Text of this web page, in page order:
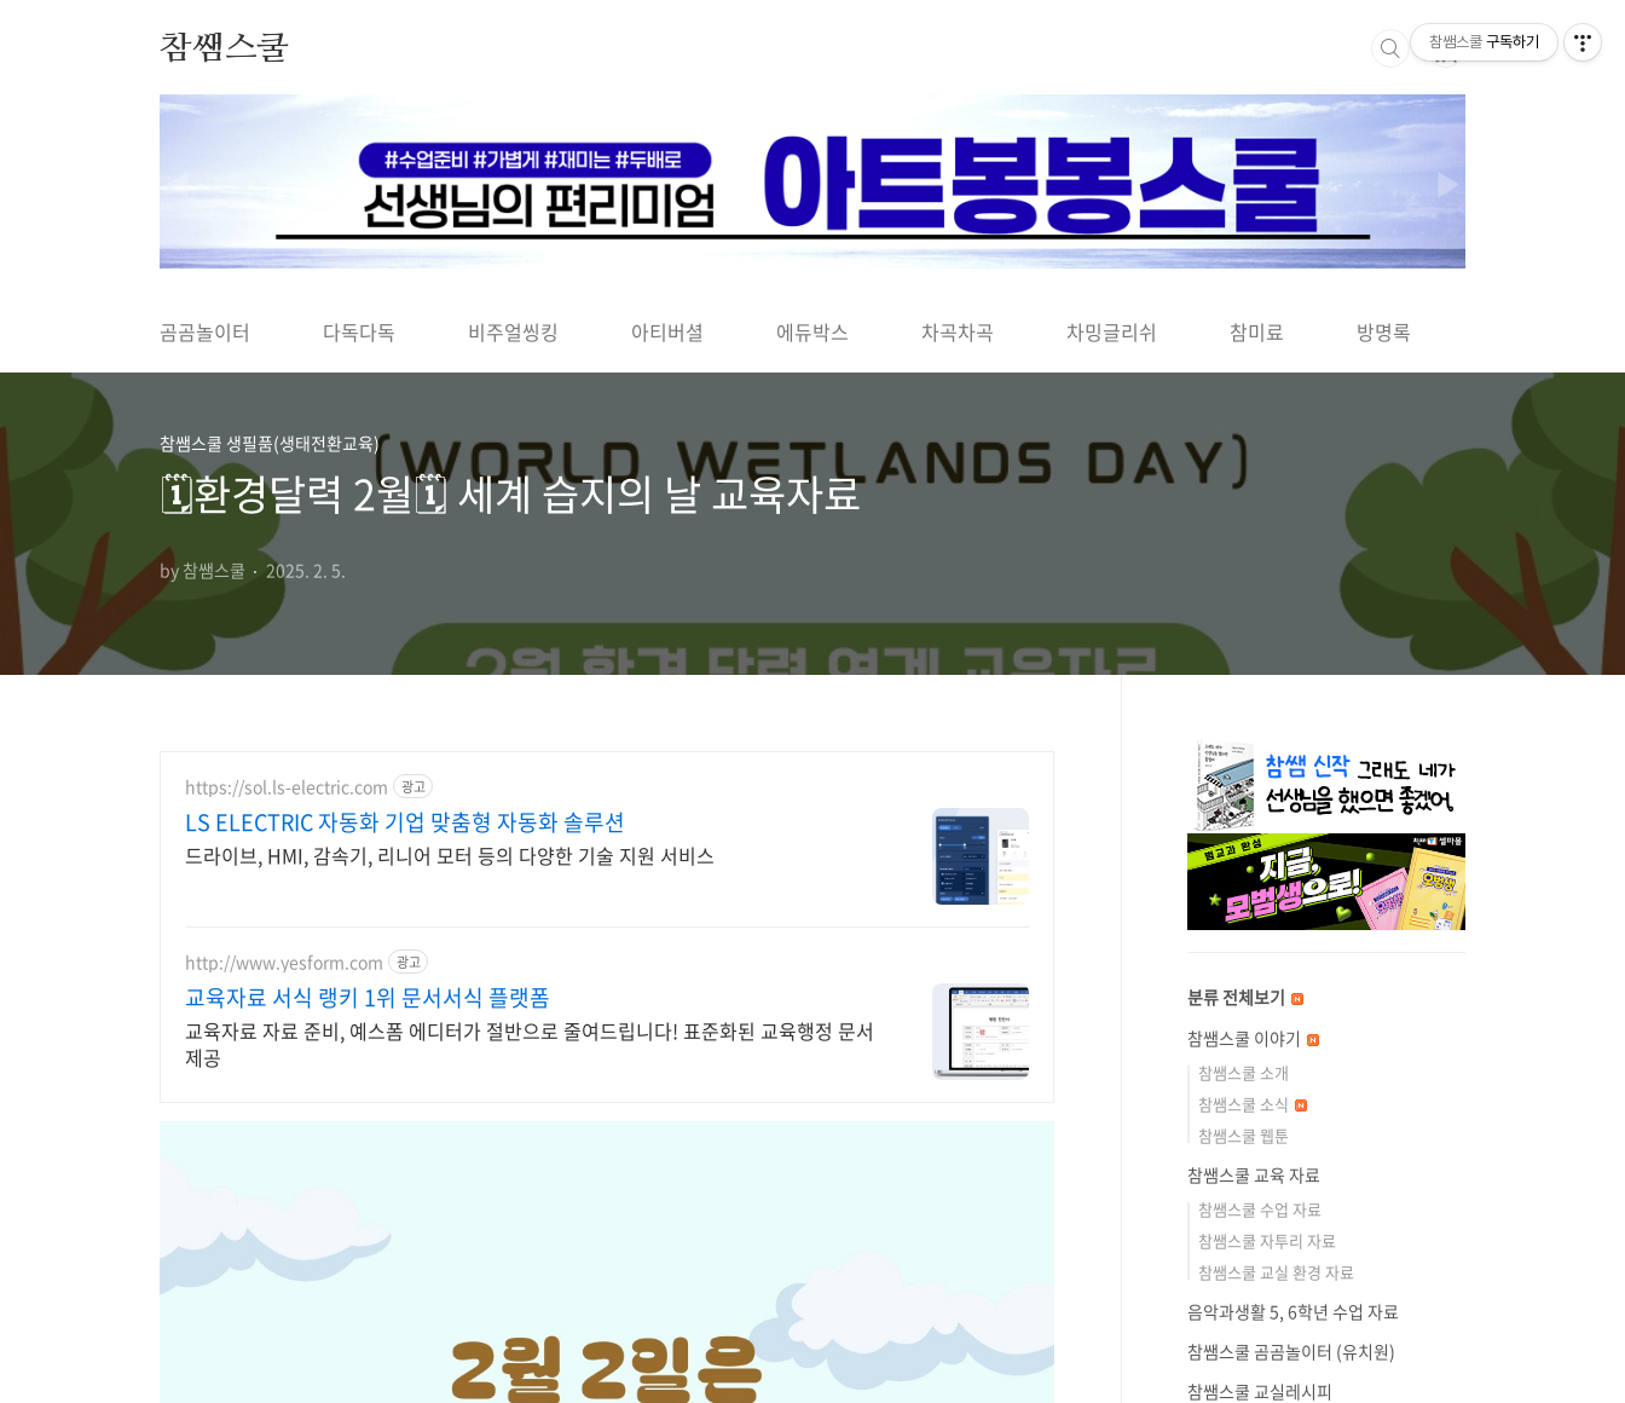
참쌤스쿨
◀ ▶
곰곰놀이터 다독다독 비주얼씽킹 아티버셜 에듀박스 차곡차곡 차밍글리쉬 참미료 방명록
참쌤스쿨 생필품(생태전환교육)
🗓환경달력 2월🗓 세계 습지의 날 교육자료
by 참쌤스쿨 2025. 2. 5.
https://sol.ls-electric.com 광고
LS ELECTRIC 자동화 기업 맞춤형 자동화 솔루션
드라이브, HMI, 감속기, 리니어 모터 등의 다양한 기술 지원 서비스
http://www.yesform.com 광고
교육자료 서식 랭키 1위 문서서식 플랫폼
교육자료 자료 준비, 예스폼 에디터가 절반으로 줄여드립니다! 표준화된 교육행정 문서
제공
분류 전체보기
참쌤스쿨 이야기
참쌤스쿨 소개
참쌤스쿨 소식
참쌤스쿨 웹툰
참쌤스쿨 교육 자료
참쌤스쿨 수업 자료
참쌤스쿨 자투리 자료
참쌤스쿨 교실 환경 자료
음악과생활 5, 6학년 수업 자료
참쌤스쿨 곰곰놀이터 (유치원)
참쌤스쿨 교실레시피
참쌤스쿨 구독하기